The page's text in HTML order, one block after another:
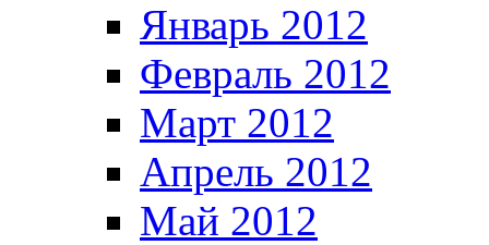
Январь 2012
Февраль 2012
Март 2012
Апрель 2012
Май 2012